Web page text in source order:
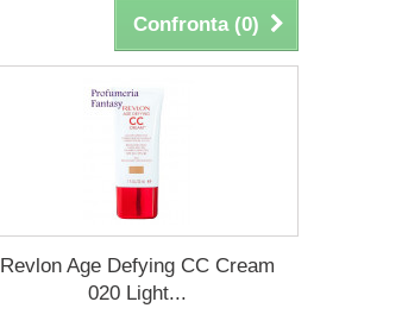
Confronta (0)
Revlon Age Defying CC Cream
020 Light...